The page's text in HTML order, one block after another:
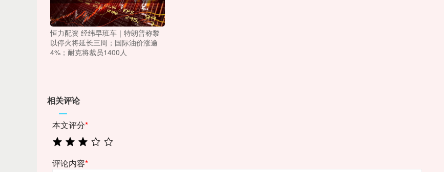
恒力配资 经纬早班车｜特朗普称黎
以停火将延长三周；国际油价涨逾
4%；耐克将裁员1400人
相关评论
本文评分*
评论内容*